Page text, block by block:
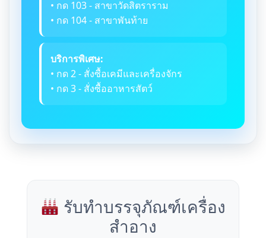
• กด 103 - สาขาวัดสิตราราม
• กด 104 - สาขาพันท้าย
บริการพิเศษ:
• กด 2 - สั่งซื้อเคมีและเครื่องจักร
• กด 3 - สั่งซื้ออาหารสัตว์
รับทำบรรจุภัณฑ์เครื่อง
สำอาง